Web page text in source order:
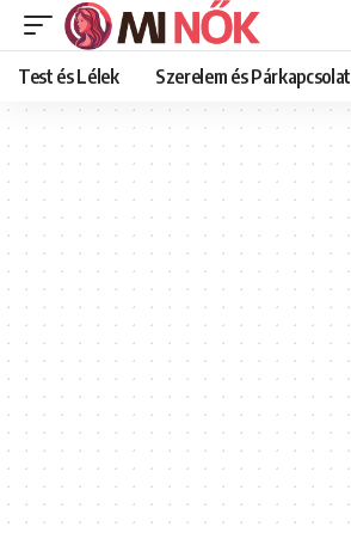
Test és Lélek Szerelem és Párkapcsolat